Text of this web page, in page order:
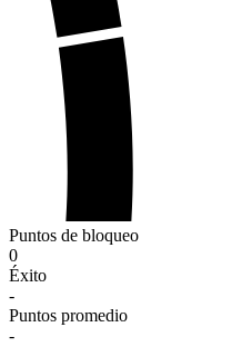
Puntos de bloqueo
0
Éxito
-
Puntos promedio
-